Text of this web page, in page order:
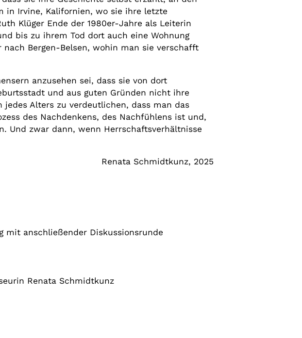
in Irvine, Kalifornien, wo sie ihre letzte
Klüger Ende der 1980er-Jahre als Leiterin
bis zu ihrem Tod dort auch eine Wohnung
Bergen-Belsen, wohin man sie verschafft
anzusehen sei, dass sie von dort
und aus guten Gründen nicht ihre
Alters zu verdeutlichen, dass man das
des Nachdenkens, des Nachfühlens ist und,
Und zwar dann, wenn Herrschaftsverhältnisse
Renata Schmidtkunz, 2025
mit anschließender Diskussionsrunde
Renata Schmidtkunz